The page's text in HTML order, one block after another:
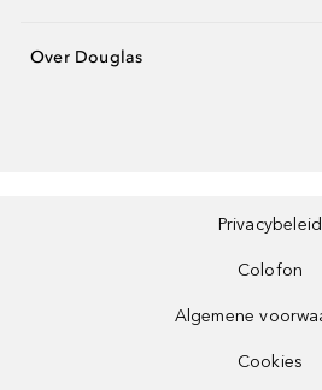
Over Douglas
Privacybeleid
Colofon
Algemene
Cookies